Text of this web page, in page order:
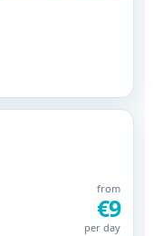
from
€9
per day